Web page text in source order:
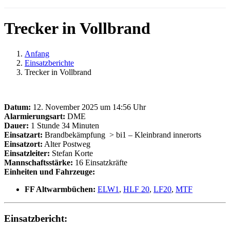
Trecker in Vollbrand
Anfang
Einsatzberichte
Trecker in Vollbrand
Datum: 12. November 2025 um 14:56 Uhr
Alarmierungsart: DME
Dauer: 1 Stunde 34 Minuten
Einsatzart: Brandbekämpfung > bi1 – Kleinbrand innerorts
Einsatzort: Alter Postweg
Einsatzleiter: Stefan Korte
Mannschaftsstärke: 16 Einsatzkräfte
Einheiten und Fahrzeuge:
FF Altwarmbüchen: ELW1 , HLF 20, LF20, MTF
Einsatzbericht: